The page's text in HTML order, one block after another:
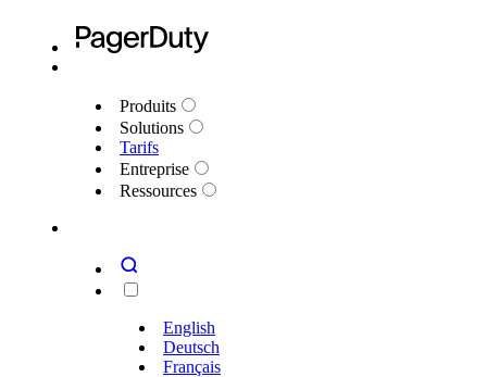
Produits
Solutions
Tarifs
Entreprise
Ressources
English
Deutsch
Français